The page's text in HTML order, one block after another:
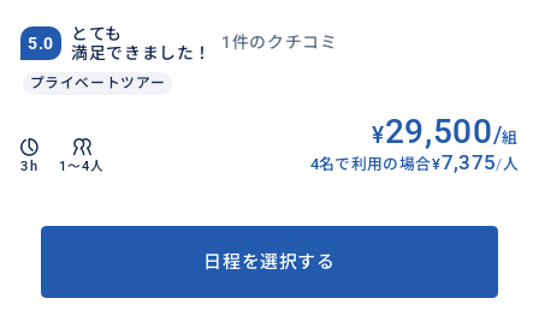
5.0
とても
満足できました！
1件のクチコミ
プライベートツアー
3h 1〜4人
¥29,500/組
4名で利用の場合¥7,375/人
日程を選択する